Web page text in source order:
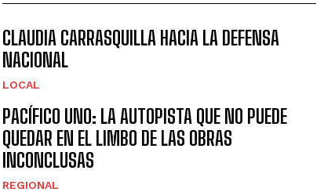
CLAUDIA CARRASQUILLA HACIA LA DEFENSA
NACIONAL
LOCAL
PACÍFICO UNO: LA AUTOPISTA QUE NO PUEDE
QUEDAR EN EL LIMBO DE LAS OBRAS
INCONCLUSAS
REGIONAL